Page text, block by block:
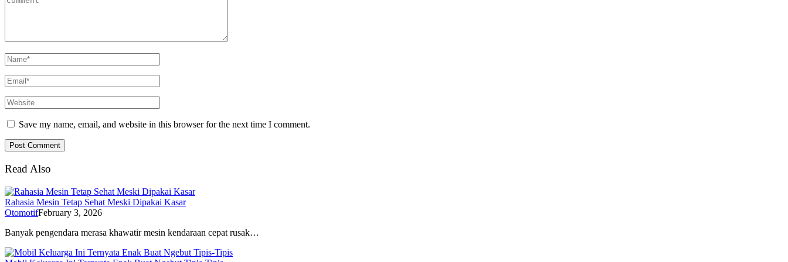
Save my name, email, and website in this browser for the next time I comment.
Read Also
Rahasia Mesin Tetap Sehat Meski Dipakai Kasar
OtomotifFebruary 3, 2026
Banyak pengendara merasa khawatir mesin kendaraan cepat rusak…